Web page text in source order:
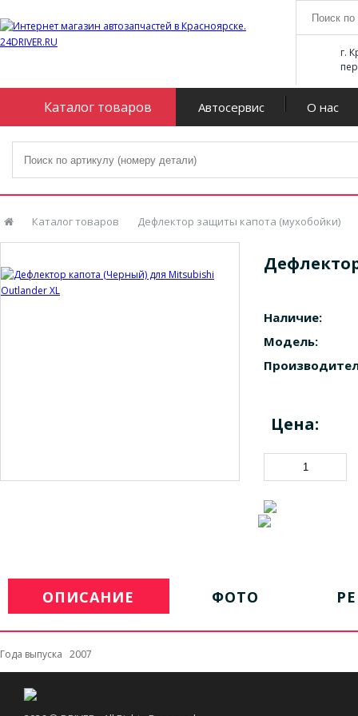
г.
Каталог товаров Автосервис О нас
Каталог товаров Дефлектор защиты капота (мухобойки)
Наличие:
Модель:
Цена:
ОПИСАНИЕ ФОТО
Года выпуска 2007